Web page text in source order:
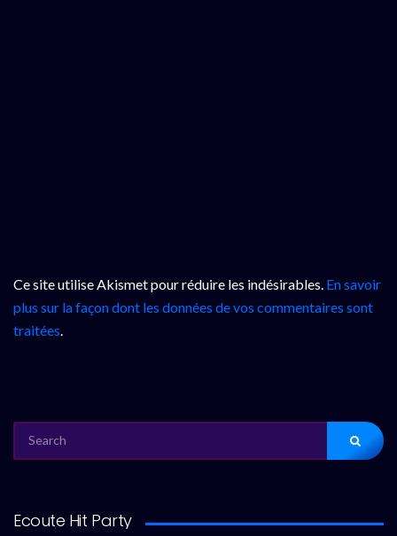
Ce site utilise Akismet pour réduire les indésirables. En savoir
plus sur la façon dont les données de vos commentaires sont
traitées.
FOR:
Ecoute Hit Party